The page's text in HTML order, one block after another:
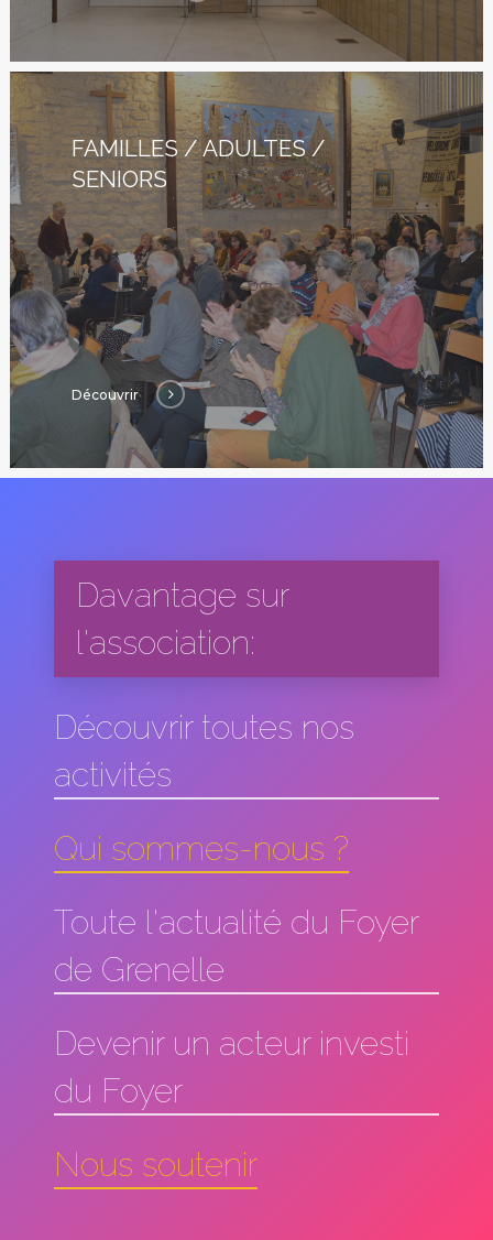
FAMILLES / ADULTES /
SENIORS
Découvrir
Davantage sur
l'association:
Découvrir toutes nos
activités
Qui sommes-nous ?
Toute l'actualité du Foyer
de Grenelle
Devenir un acteur investi
du Foyer
Nous soutenir